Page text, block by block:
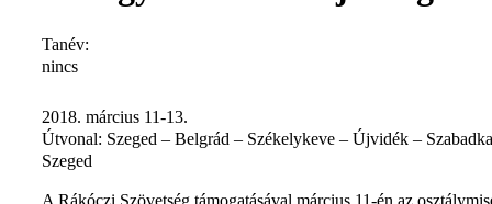
Tanév:
nincs
2018. március 11-13.
Útvonal: Szeged – Belgrád – Székelykeve – Újvidék –
Szeged
A Rákóczi Szövetség támogatásával március 11-én az